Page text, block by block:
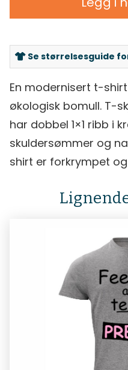
Se størrelsesguide
En modernisert t-
økologisk bomull. T-
har dobbel 1×1 ribb i
skuldersømmer og
shirt er forkrympet